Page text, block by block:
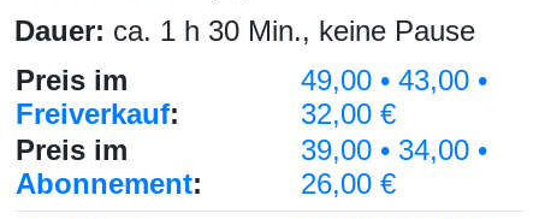
Dauer: ca. 1 h 30 Min., keine Pause
Preis im
Freiverkauf:
49,00 • 43,00 •
32,00 €
Preis im
Abonnement:
39,00 • 34,00 •
26,00 €